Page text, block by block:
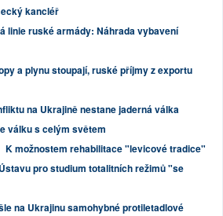
kancléř
linie ruské armády: Náhrada vybavení
a plynu stoupají, ruské příjmy z exportu
na Ukrajině nestane jaderná válka
válku s celým světem
K možnostem rehabilitace "levicové tradice"
pro studium totalitních režimů "se
na Ukrajinu samohybné protiletadlové